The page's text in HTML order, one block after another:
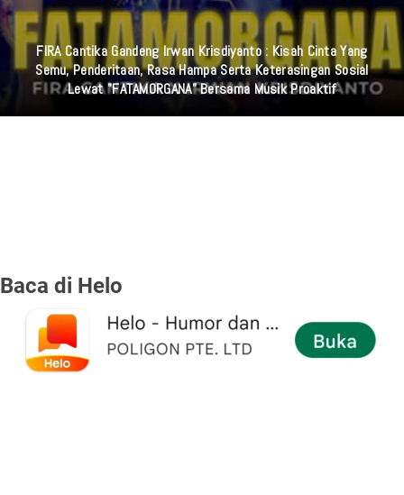
FIRA Cantika Gandeng Irwan Krisdiyanto : Kisah Cinta Yang
Semu, Penderitaan, Rasa Hampa Serta Keterasingan Sosial
Lewat "FATAMORGANA" Bersama Musik Proaktif
Baca di Helo